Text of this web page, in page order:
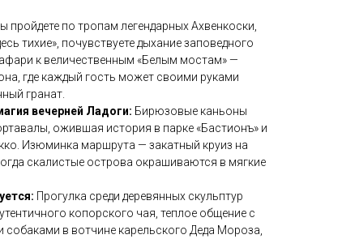
пройдете по тропам легендарных Ахвенкоски,
тихие», почувствуете дыхание заповедного
к величественным «Белым мостам» —
где каждый гость может своими руками
гранат.
вечерней Ладоги: Бирюзовые каньоны
ожившая история в парке «Бастионъ» и
Изюминка маршрута — закатный круиз на
скалистые острова окрашиваются в мягкие
Прогулка среди деревянных скульптур
копорского чая, теплое общение с
в вотчине карельского Деда Мороза,